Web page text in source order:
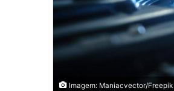
Imagem: Maniacvector/Freepik